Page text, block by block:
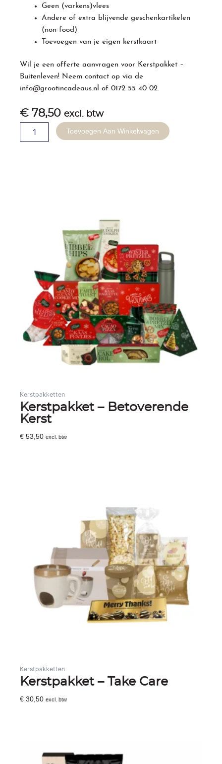
Geen (varkens)vlees
Andere of extra blijvende geschenkartikelen
(non-food)
Toevoegen van je eigen kerstkaart
Wil je een offerte aanvragen voor Kerstpakket –
Buitenleven! Neem contact op via de
info@grootincadeaus.nl of0172 55 40 02.
€ 78,50 excl. btw
Kerstpakket
Toevoegen Aan Winkelwagen
Kerstpakketten
Kerstpakket – Betoverende
Kerst
€ 53,50 excl. btw
Kerstpakketten
Kerstpakket – Take Care
€ 30,50 excl. btw